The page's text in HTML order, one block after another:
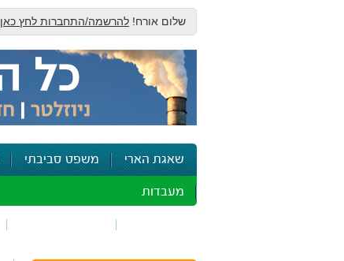
שלום אורח! להרשמה/התחברות לחץ כאן
שאגת הארי משפט סביבתי
מעבדות